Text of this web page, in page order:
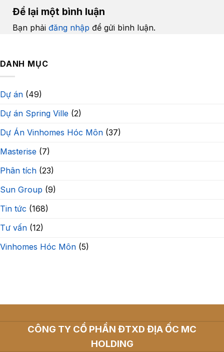
Để lại một bình luận
Bạn phải đăng nhập để gửi bình luận.
DANH MỤC
Dự án (49)
Dự án Spring Ville (2)
Dự Án Vinhomes Hóc Môn (37)
Masterise (7)
Phân tích (23)
Sun Group (9)
Tin tức (168)
Tư vấn (12)
Vinhomes Hóc Môn (5)
CÔNG TY CỔ PHẦN ĐTXD ĐỊA ỐC MC
HOLDING